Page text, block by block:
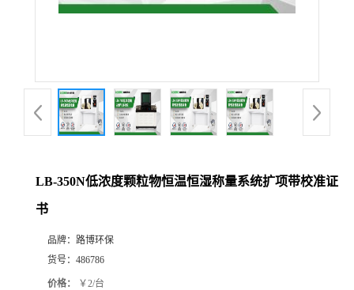
品
厅
LB-350N低浓度颗粒物恒温恒湿称量系统扩项带校准证
书
品牌： 路博环保
货号： 486786
价格： ￥2/台